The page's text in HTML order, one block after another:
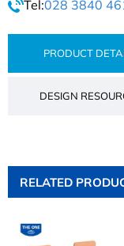
Tel:028 3840
PRODUCT
DESIGN
RELATED